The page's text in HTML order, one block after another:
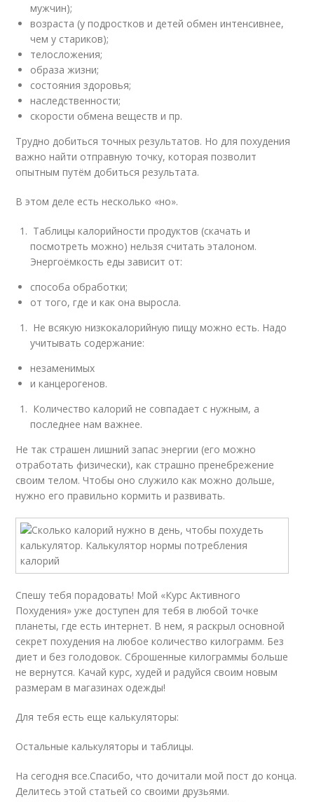
мужчин);
возраста (у подростков и детей обмен интенсивнее,
чем у стариков);
телосложения;
образа жизни;
состояния здоровья;
наследственности;
скорости обмена веществ и пр.
Трудно добиться точных результатов. Но для похудения
важно найти отправную точку, которая позволит
опытным путём добиться результата.
В этом деле есть несколько «но».
Таблицы калорийности продуктов (скачать и
посмотреть можно) нельзя считать эталоном.
Энергоёмкость еды зависит от:
способа обработки;
от того, где и как она выросла.
Не всякую низкокалорийную пищу можно есть. Надо
учитывать содержание:
незаменимых
и канцерогенов.
Количество калорий не совпадает с нужным, а
последнее нам важнее.
Не так страшен лишний запас энергии (его можно
отработать физически), как страшно пренебрежение
своим телом. Чтобы оно служило как можно дольше,
нужно его правильно кормить и развивать.
Спешу тебя порадовать! Мой «Курс Активного
Похудения» уже доступен для тебя в любой точке
планеты, где есть интернет. В нем, я раскрыл основной
секрет похудения на любое количество килограмм. Без
диет и без голодовок. Сброшенные килограммы больше
не вернутся. Качай курс, худей и радуйся своим новым
размерам в магазинах одежды!
Для тебя есть еще калькуляторы:
Остальные калькуляторы и таблицы.
На сегодня все.Спасибо, что дочитали мой пост до конца.
Делитесь этой статьей со своими друзьями.